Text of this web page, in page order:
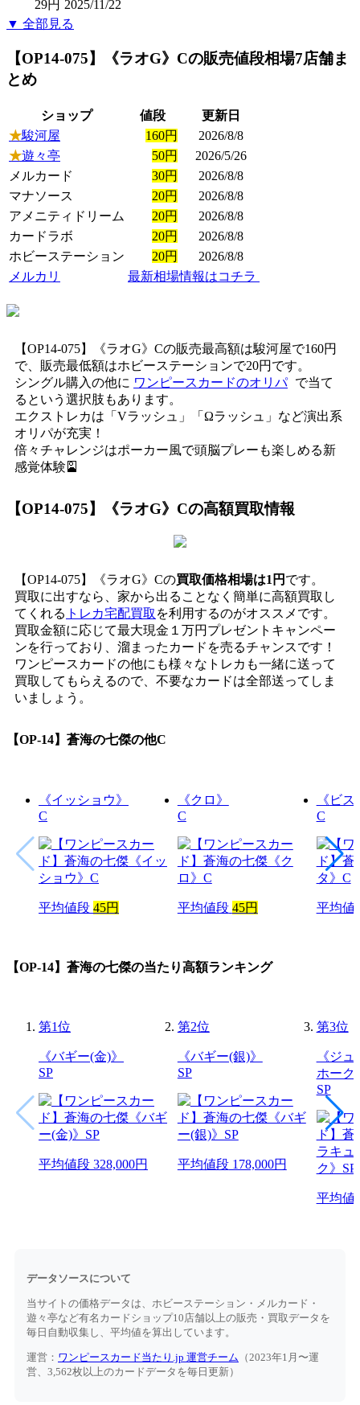
29円 2025/11/22
▼ 全部見る
【OP14-075】《ラオG》Cの販売値段相場7店舗ま
とめ
ショップ 値段
更新日
★駿河屋 160円
2026/8/8
★遊々亭 50円
2026/5/26
メルカード
30円
2026/8/8
マナソース
20円
2026/8/8
アメニティドリーム
20円
2026/8/8
カードラボ
20円
2026/8/8
ホビーステーション
20円
2026/8/8
メルカリ
最新相場情報はコチラ
【OP14-075】《ラオG》Cの販売最高額は駿河屋で160円
で、販売最低額はホビーステーションで20円です。
シングル購入の他に ワンピースカードのオリパ で当て
るという選択肢もあります。
エクストレカは「Vラッシュ」「Ωラッシュ」など演出系
オリパが充実！
倍々チャレンジはポーカー風で頭脳プレーも楽しめる新
感覚体験🎴
【OP14-075】《ラオG》Cの高額買取情報
【OP14-075】《ラオG》Cの買取価格相場は1円 です。
買取に出すなら、家から出ることなく簡単に高額買取し
てくれる トレカ宅配買取 を利用するのがオススメです。
買取金額に応じて最大現金１万円プレゼントキャンペー
ンを行っており、溜まったカードを売るチャンスです！
ワンピースカードの他にも様々なトレカも一緒に送って
買取してもらえるので、不要なカードは全部送ってしま
いましょう。
【OP-14】蒼海の七傑の他C
《イッショウ》
C
平均値段 45円
《クロ》
C
平均値段 45円
《ビ
C
平均値
【OP-14】蒼海の七傑の当たり高額ランキング
第1位
《バギー(金)》
SP
平均値段 328,000円
第2位
《バギー(銀)》
SP
平均値段178,000円
第3位
《ジ
ホーク
SP
平均値
データソースについて
当サイトの価格データは、ホビーステーション・メルカード・
遊々亭など有名カードショップ10店舗以上の販売・買取データを
毎日自動収集し、平均値を算出しています。
運営： ワンピースカード当たり.jp 運営チーム （2023年1月〜運
営、3,562枚以上のカードデータを毎日更新）